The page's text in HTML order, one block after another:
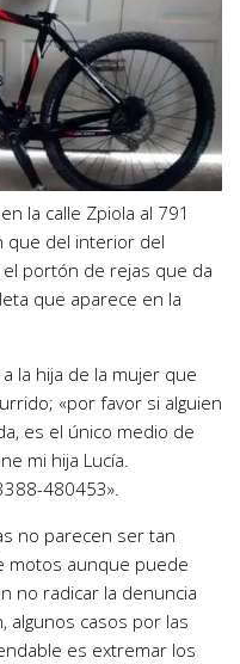
la calle Zpiola al 791
que del interior del
portón de rejas que da
que aparece en la
la hija de la mujer que
«por favor si alguien
es el único medio de
mi hija Lucía.
480453».
no parecen ser tan
motos aunque puede
no radicar la denuncia
algunos casos por las
es extremar los